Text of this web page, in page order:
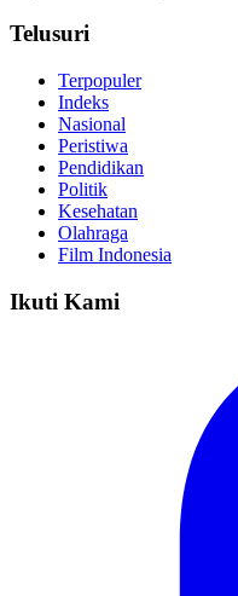
Telusuri
Terpopuler
Indeks
Nasional
Peristiwa
Pendidikan
Politik
Kesehatan
Olahraga
Film Indonesia
Ikuti Kami